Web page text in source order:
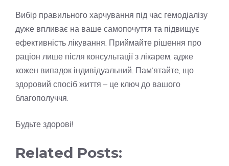
Вибір правильного харчування під час гемодіалізу
дуже впливає на ваше самопочуття та підвищує
ефективність лікування. Приймайте рішення про
раціон лише після консультації з лікарем, адже
кожен випадок індивідуальний. Пам’ятайте, що
здоровий спосіб життя – це ключ до вашого
благополуччя.
Будьте здорові!
Related Posts: